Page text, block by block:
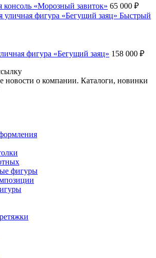
консоль «Морозный завиток» 65 000 ₽
Быстрый
фигура «Бегущий заяц» 158 000 ₽
новости о компании. Каталоги, новинки
фигуры